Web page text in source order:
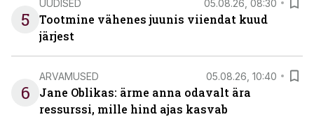
5
UUDISED 05.08.26, 08:30
Tootmine vähenes juunis viiendat kuud
järjest
6
ARVAMUSED 05.08.26, 10:40
Jane Oblikas: ärme anna odavalt ära
ressurssi, mille hind ajas kasvab